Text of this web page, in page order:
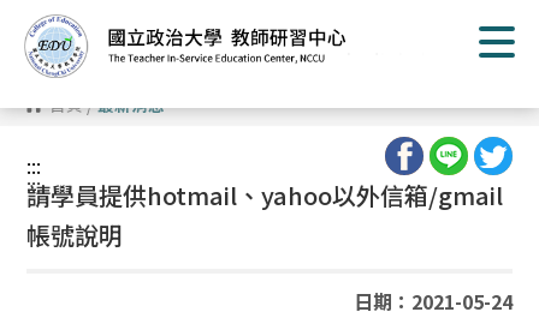
到
主
要
容 首頁/最新消息
:::
:::
請學員提供hotmail、yahoo以外信箱/gmail
帳號說明
日期：2021-05-24